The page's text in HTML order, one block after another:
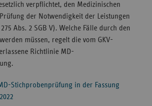
verpflichtet, den Medizinischen
der Notwendigkeit der Leistungen
Abs. 2 SGB V). Welche Fälle durch den
müssen, regelt die vom GKV-
Richtlinie MD-
Stichprobenprüfung in der Fassung